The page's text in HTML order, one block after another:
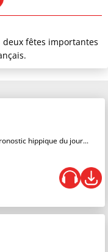
deux fêtes importantes
hippique du jour...